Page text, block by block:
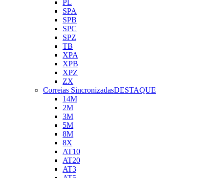
PL
SPA
SPB
SPC
SPZ
TB
XPA
XPB
XPZ
ZX
Correias SincronizadasDESTAQUE
14M
2M
3M
5M
8M
8X
AT10
AT20
AT3